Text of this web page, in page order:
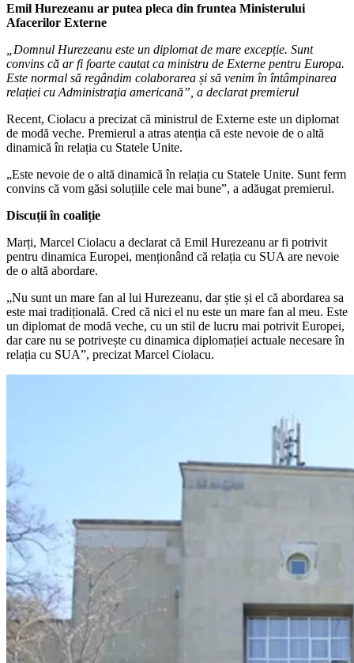
Emil Hurezeanu ar putea pleca din fruntea Ministerului
Afacerilor Externe
„Domnul Hurezeanu este un diplomat de mare excepție. Sunt
convins că ar fi foarte cautat ca ministru de Externe pentru Europa.
Este normal să regândim colaborarea și să venim în întâmpinarea
relației cu Administraţia americană”, a declarat premierul
Recent, Ciolacu a precizat că ministrul de Externe este un diplomat
de modă veche. Premierul a atras atenția că este nevoie de o altă
dinamică în relația cu Statele Unite.
„Este nevoie de o altă dinamică în relația cu Statele Unite. Sunt ferm
convins că vom găsi soluțiile cele mai bune”, a adăugat premierul.
Discuții în coaliție
Marți, Marcel Ciolacu a declarat că Emil Hurezeanu ar fi potrivit
pentru dinamica Europei, menționând că relația cu SUA are nevoie
de o altă abordare.
„Nu sunt un mare fan al lui Hurezeanu, dar știe și el că abordarea sa
este mai tradițională. Cred că nici el nu este un mare fan al meu. Este
un diplomat de modă veche, cu un stil de lucru mai potrivit Europei,
dar care nu se potrivește cu dinamica diplomației actuale necesare în
relația cu SUA”, precizat Marcel Ciolacu.